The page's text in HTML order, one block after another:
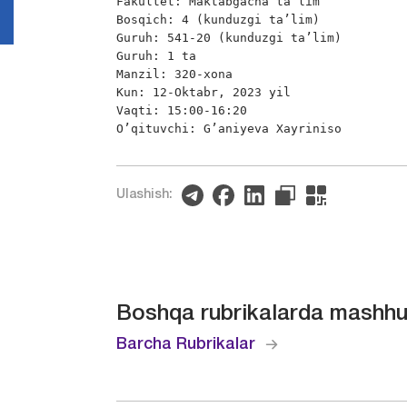
Bosqich: 4 (kunduzgi ta’lim)
Guruh: 541-20 (kunduzgi ta’lim)
Guruh: 1 ta
Manzil: 320-xona
Kun: 12-Oktabr, 2023 yil
Vaqti: 15:00-16:20
O’qituvchi: G’aniyeva Xayriniso
Ulashish:
Boshqa rubrikalarda
Barcha Rubrikalar